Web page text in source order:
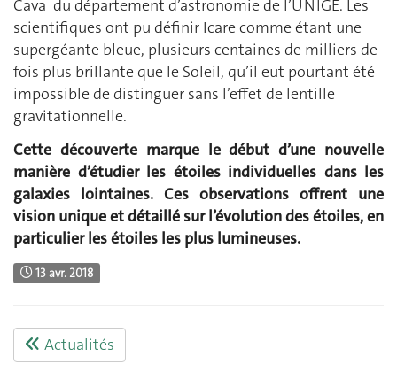
Cava du département d’astronomie de l’UNIGE. Les
scientifiques ont pu définir Icare comme étant une
supergéante bleue, plusieurs centaines de milliers de
fois plus brillante que le Soleil, qu’il eut pourtant été
impossible de distinguer sans l’effet de lentille
gravitationnelle.
Cette découverte marque le début d’une nouvelle
manière d’étudier les étoiles individuelles dans les
galaxies lointaines. Ces observations offrent une
vision unique et détaillé sur l’évolution des étoiles, en
particulier les étoiles les plus lumineuses.
13 avr. 2018
Actualités